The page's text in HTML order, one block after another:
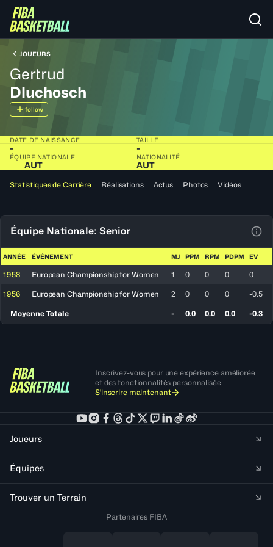
JOUEURS
Gertrud
Dluchosch
follow
DATE DE NAISSANCE
-
TAILLE
-
ÉQUIPE NATIONALE
AUT
NATIONALITÉ
AUT
Statistiques de Carrière Réalisations Actus Photos Vidéos
Équipe Nationale: Senior
ANNÉE ÉVÉNEMENT MJ PPM RPM PDPM EV
1958 European Championship for Women 1 0 0 0 0
1956 European Championship for Women 2 0 0 0 -0.5
Moyenne Totale - 0.0 0.0 0.0 -0.3
Inscrivez-vous pour une expérience améliorée
et des fonctionnalités personnalisée
S'inscrire maintenant
Joueurs
Équipes
Trouver un Terrain
Partenaires FIBA